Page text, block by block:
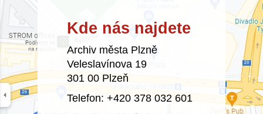
Kde nás najdete
Archiv města Plzně
Veleslavínova 19
301 00 Plzeň
Telefon: +420 378 032 601